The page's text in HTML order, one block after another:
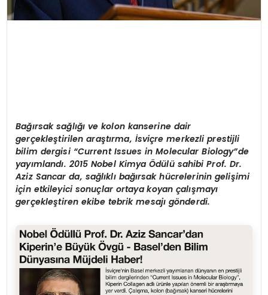
Bağırsak sağlığı ve kolon kanserine dair
gerçekleştirilen araştırma, İsviçre merkezli prestijli
bilim dergisi “Current Issues in Molecular Biology”de
yayımlandı. 2015 Nobel Kimya Ödülü sahibi Prof. Dr.
Aziz Sancar da, sağlıklı bağırsak hücrelerinin gelişimi
için etkileyici sonuçlar ortaya koyan çalışmayı
gerçekleştiren ekibe tebrik mesajı gönderdi.